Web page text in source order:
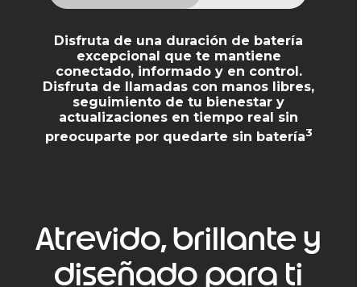
Disfruta de una duración de batería
excepcional que te mantiene
conectado, informado y en control.
Disfruta de llamadas con manos libres,
seguimiento de tu bienestar y
actualizaciones en tiempo real sin
preocuparte por quedarte sin batería3
Atrevido, brillante y
diseñado para ti